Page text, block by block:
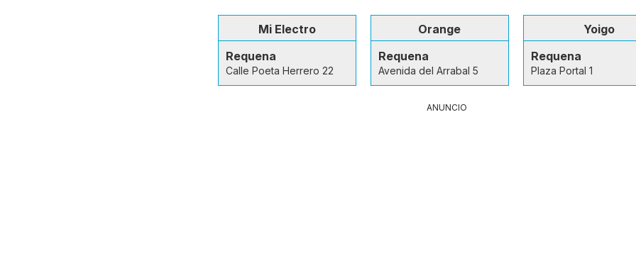
Mi Electro
Requena
Calle Poeta Herrero 22
Orange
Requena
Avenida del Arrabal 5
Yoigo
Requena
Plaza Portal 1
ANUNCIO